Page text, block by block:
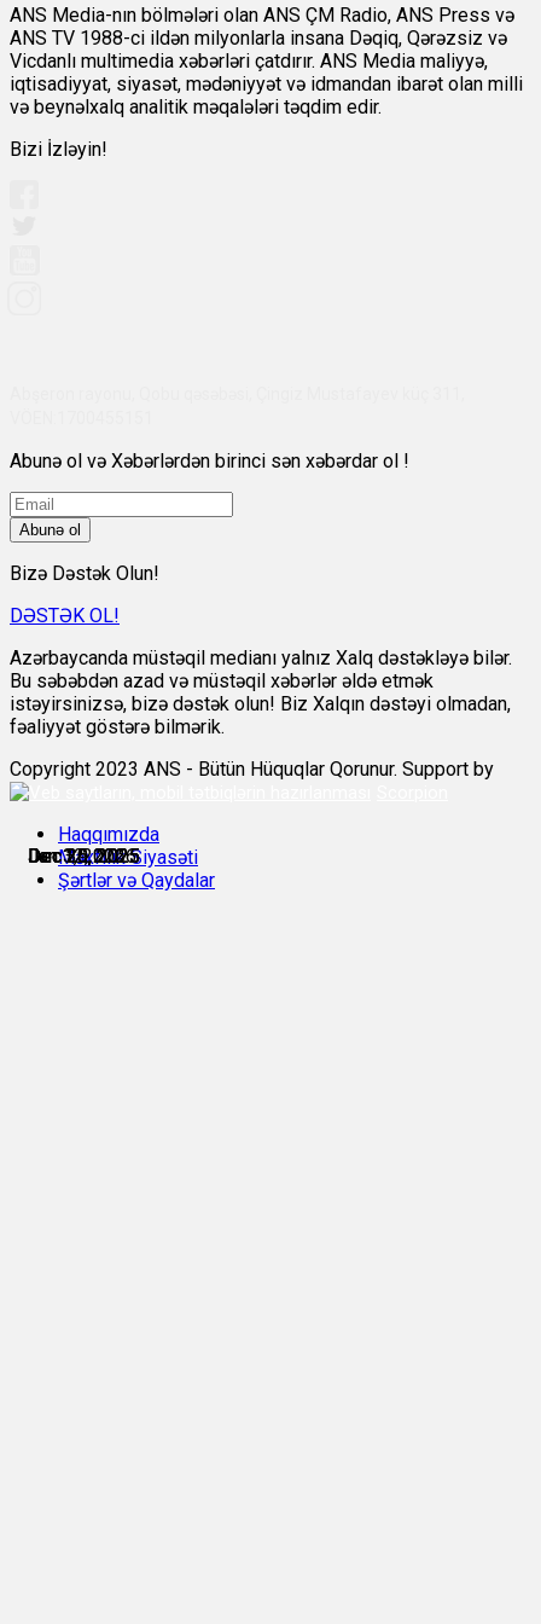
Dec 25, 2025
Dec 26, 2025
Dec 29, 2025
Dec 30, 2025
Jan 3, 2026
Jan 12, 2026
ANS Media-nın bölmələri olan ANS ÇM Radio, ANS Press və
ANS TV 1988-ci ildən milyonlarla insana Dəqiq, Qərəzsiz və
Vicdanlı multimedia xəbərləri çatdırır. ANS Media maliyyə,
iqtisadiyyat, siyasət, mədəniyyət və idmandan ibarət olan milli
və beynəlxalq analitik məqalələri təqdim edir.
Bizi İzləyin!
Abunə ol və Xəbərlərdən birinci sən xəbərdar ol !
Abunə ol
Bizə Dəstək Olun!
DƏSTƏK OL!
Azərbaycanda müstəqil medianı yalnız Xalq dəstəkləyə bilər.
Bu səbəbdən azad və müstəqil xəbərlər əldə etmək
istəyirsinizsə, bizə dəstək olun! Biz Xalqın dəstəyi olmadan,
fəaliyyət göstərə bilmərik.
Copyright 2023 ANS - Bütün Hüquqlar Qorunur. Support by
Haqqımızda
Məxfilik Siyasəti
Şərtlər və Qaydalar